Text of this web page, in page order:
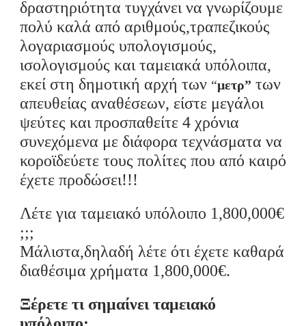
δραστηριότητα τυγχάνει να γνωρίζουμε
πολύ καλά από αριθμούς,τραπεζικούς
λογαριασμούς υπολογισμούς,
ισολογισμούς και ταμειακά υπόλοιπα,
εκεί στη δημοτική αρχή των “μετρ” των
απευθείας αναθέσεων, είστε μεγάλοι
ψεύτες και προσπαθείτε 4 χρόνια
συνεχόμενα με διάφορα τεχνάσματα να
κοροϊδεύετε τους πολίτες που από καιρό
έχετε προδώσει!!!
Λέτε για ταμειακό υπόλοιπο 1,800,000€
;;;
Μάλιστα,δηλαδή λέτε ότι έχετε καθαρά
διαθέσιμα χρήματα 1,800,000€.
Ξέρετε τι σημαίνει ταμειακό